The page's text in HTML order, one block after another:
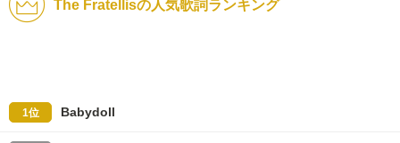
The Fratellisの人気歌詞ランキング
1位 Babydoll